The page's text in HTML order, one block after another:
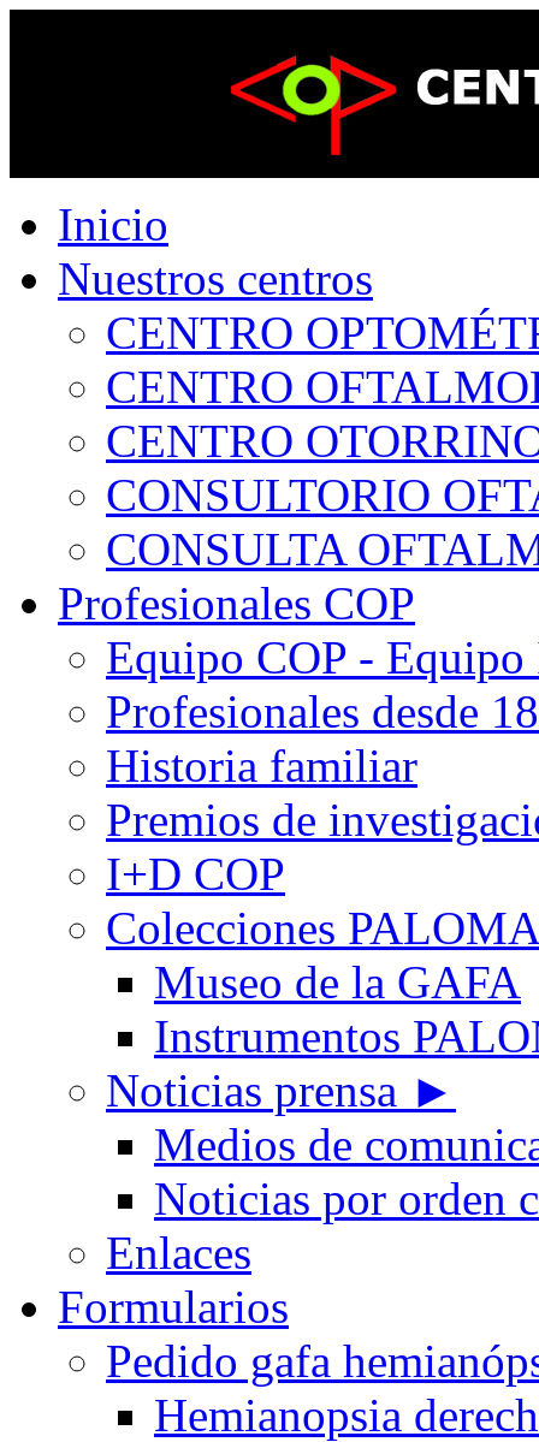
Inicio
Nuestros centros
CENTRO
CENTRO
CENTRO
CONSULTORIO
CONSULTA
Profesionales COP
Equipo COP -
Profesionales desde
Historia familiar
Premios de
I+D COP
Colecciones
Museo de la GAFA
Instrumentos
Noticias prensa ►
Medios de
Noticias por orden
Enlaces
Formularios
Pedido gafa
Hemianopsia